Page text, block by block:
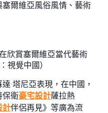
爾維亞風俗風情、藝術
欣賞塞爾維亞當代藝術
視覺中國）
·塔尼亞表現，在中國，
保衛豪宅設計薩拉熱
計伴侶再見》等廣為流